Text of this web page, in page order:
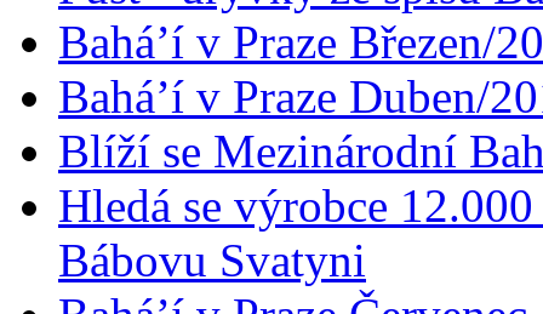
Bahá’í v Praze Březen/
Bahá’í v Praze Duben/
Blíží se Mezinárodní
Hledá se výrobce
Bábovu Svatyni